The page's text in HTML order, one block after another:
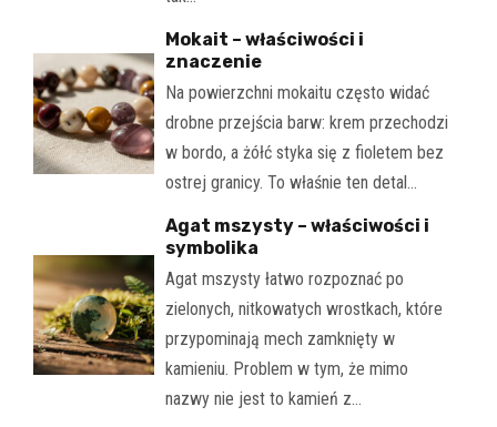
Mokait – właściwości i
znaczenie
Na powierzchni mokaitu często widać
drobne przejścia barw: krem przechodzi
w bordo, a żółć styka się z fioletem bez
ostrej granicy. To właśnie ten detal…
Agat mszysty – właściwości i
symbolika
Agat mszysty łatwo rozpoznać po
zielonych, nitkowatych wrostkach, które
przypominają mech zamknięty w
kamieniu. Problem w tym, że mimo
nazwy nie jest to kamień z…